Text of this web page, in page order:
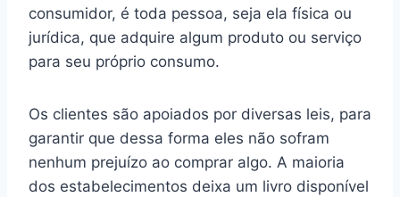
consumidor, é toda pessoa, seja ela física ou
jurídica, que adquire algum produto ou serviço
para seu próprio consumo.
Os clientes são apoiados por diversas leis, para
garantir que dessa forma eles não sofram
nenhum prejuízo ao comprar algo. A maioria
dos estabelecimentos deixa um livro disponível